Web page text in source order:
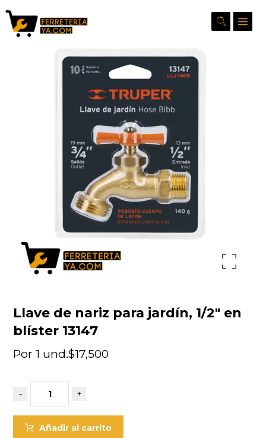
Llave de nariz para jardín, 1/2″ en
blíster 13147
$17,500
Por 1 und.
- +
Añadir al carrito